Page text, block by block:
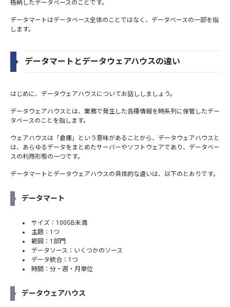
格納したデータベースのことです。
データマートはデータベース全体のことではなく、データベースの一部を指
します。
データマートとデータウェアハウスの違い
はじめに、データウェアハウスについてお話ししましょう。
データウェアハウスとは、業務で発生した各種情報を時系列に保管したデー
タベースのことを指します。
ウェアハウスは「倉庫」という意味があることから、データウェアハウスと
は、あらゆるデータをまとめたサーバーやソフトウェアであり、データベー
スの利用形態の一つです。
データマートとデータウェアハウスの具体的な違いは、以下のとおりです。
データマート
サイズ：100GB未満
主題：1つ
範囲：1部門
データソース：いくつかのソース
データ統合：1つ
時間：分・週・月単位
データウェアハウス